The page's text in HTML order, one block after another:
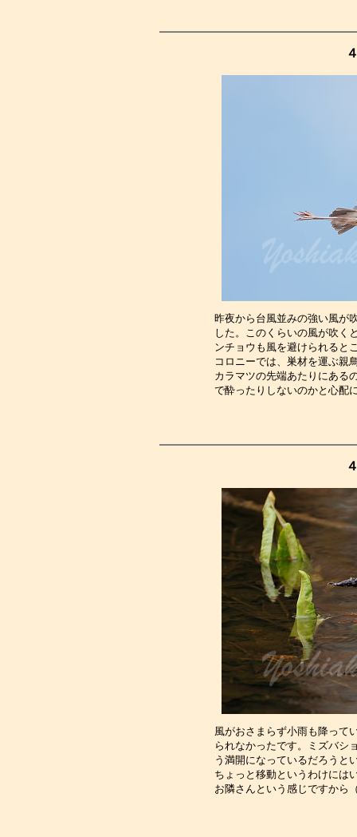
昨夜から台風並みの強い風が
した。このくらいの風が吹く
ンチョウも風を避けられると
コロニーでは、巣材を運ぶ親
カラマツの先端あたりにある
で酔ったりしな
風がおさまらず小雨も降って
られなかったです。ミズバシ
う満開になっているだろうと
ちょっと移動というわけには
お隣さんとい